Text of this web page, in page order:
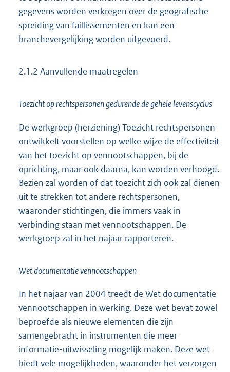
gegevens worden verkregen over de geografische
spreiding van faillissementen en kan een
branchevergelijking worden uitgevoerd.
2.1.2 Aanvullende maatregelen
Toezicht op rechtspersonen gedurende de gehele levenscyclus
De werkgroep (herziening) Toezicht rechtspersonen
ontwikkelt voorstellen op welke wijze de effectiviteit
van het toezicht op vennootschappen, bij de
oprichting, maar ook daarna, kan worden verhoogd.
Bezien zal worden of dat toezicht zich ook zal dienen
uit te strekken tot andere rechtspersonen,
waaronder stichtingen, die immers vaak in
verbinding staan met vennootschappen. De
werkgroep zal in het najaar rapporteren.
Wet documentatie vennootschappen
In het najaar van 2004 treedt de Wet documentatie
vennootschappen in werking. Deze wet bevat zowel
beproefde als nieuwe elementen die zijn
samengebracht in instrumenten die meer
informatie-uitwisseling mogelijk maken. Deze wet
biedt vele mogelijkheden, waaronder het verzorgen